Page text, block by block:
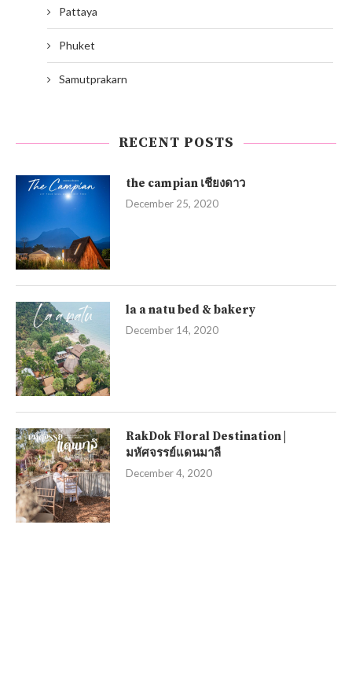
Pattaya
Phuket
Samutprakarn
RECENT POSTS
the campian เชียงดาว
December 25, 2020
la a natu bed & bakery
December 14, 2020
RakDok Floral Destination |
มหัศจรรย์แดนมาลี
December 4, 2020